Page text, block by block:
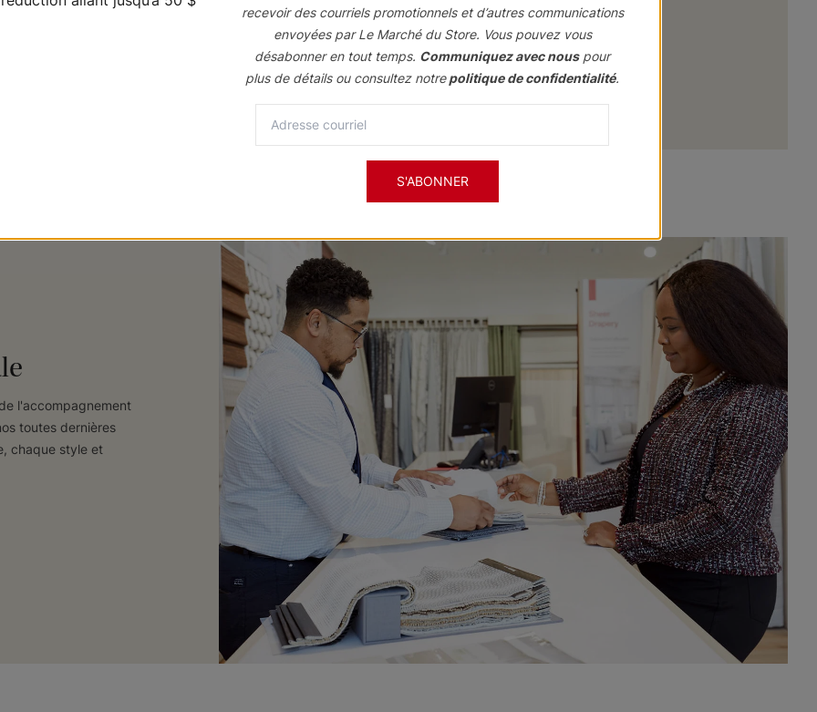
Planifiez un rendez-vous
l'accompagnement
toutes dernières
chaque style et
recevoir des courriels promotionnels et d’autres communications
envoyées par Le Marché du Store. Vous pouvez vous
désabonner en tout temps. Communiquez avec nouspour
plus de détails ou consultez notre politique de confidentialité.
S'ABONNER